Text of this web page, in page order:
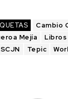
Cambio
Mejía
Libros
SCJN Tepic